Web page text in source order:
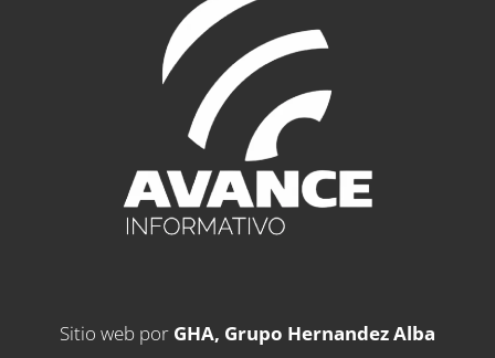
Sitio web por GHA, Grupo Hernandez Alba